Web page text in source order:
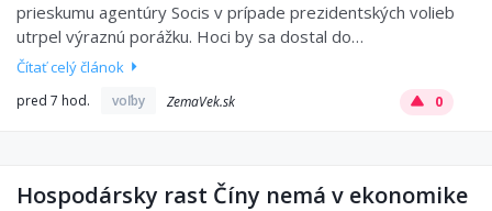
prieskumu agentúry Socis v prípade prezidentských volieb
utrpel výraznú porážku. Hoci by sa dostal do…
Čítať celý článok
pred 7 hod. voľby ZemaVek.sk 0
Hospodársky rast Číny nemá v ekonomike